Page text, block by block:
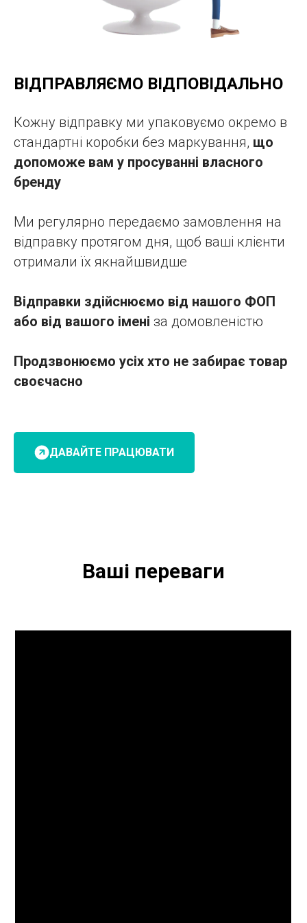
ВІДПРАВЛЯЄМО ВІДПОВІДАЛЬНО
Кожну відправку ми упаковуємо окремо в
стандартні коробки без маркування, що
допоможе вам у просуванні власного
бренду
Ми регулярно передаємо замовлення на
відправку протягом дня, щоб ваші клієнти
отримали їх якнайшвидше
Відправки здійснюємо від нашого ФОП
або від вашого імені за домовленістю
Продзвонюємо усіх хто не забирає товар
своєчасно
ДАВАЙТЕ ПРАЦЮВАТИ
Ваші переваги